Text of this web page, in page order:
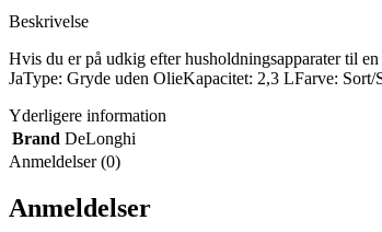
Beskrivelse
Hvis du er på udkig efter husholdningsapparater til
JaType: Gryde uden OlieKapacitet: 2,3 LFarve: Sort/
Yderligere information
Brand DeLonghi
Anmeldelser (0)
Anmeldelser